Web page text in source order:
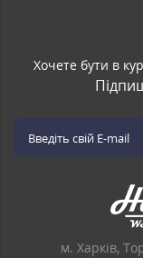
Хочете бути в
м. Харків,